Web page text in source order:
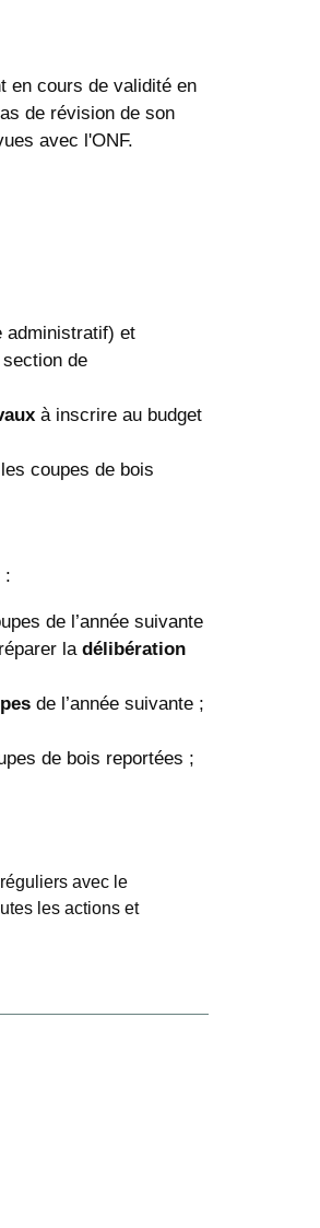
en cours de validité en
de révision de son
avec l'ONF.
administratif) et
de
à inscrire au budget
coupes de bois
:
de l’année suivante
la délibération
de l’année suivante ;
de bois reportées ;
avec le
les actions et